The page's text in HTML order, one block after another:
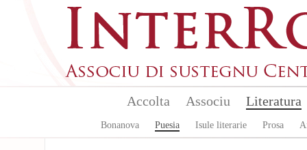
Accolta Associu Literatura
Bonanova Puesia Isule literarie Prosa